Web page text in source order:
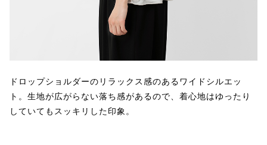
ドロップショルダーのリラックス感のあるワイドシルエッ
ト。生地が広がらない落ち感があるので、着心地はゆったり
していてもスッキリした印象。